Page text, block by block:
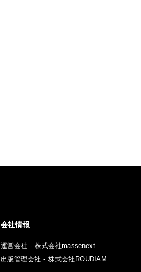
会社情報
運営会社 - 株式会社massenext
出版管理会社 - 株式会社ROUDIAM